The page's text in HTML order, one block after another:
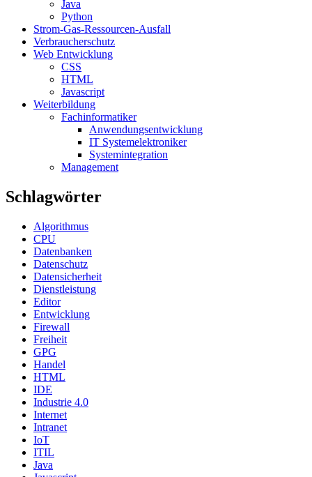
Java
Python
Strom-Gas-Ressourcen-Ausfall
Verbraucherschutz
Web Entwicklung
CSS
HTML
Javascript
Weiterbildung
Fachinformatiker
Anwendungsentwicklung
IT Systemelektroniker
Systemintegration
Management
Schlagwörter
Algorithmus
CPU
Datenbanken
Datenschutz
Datensicherheit
Dienstleistung
Editor
Entwicklung
Firewall
Freiheit
GPG
Handel
HTML
IDE
Industrie 4.0
Internet
Intranet
IoT
ITIL
Java